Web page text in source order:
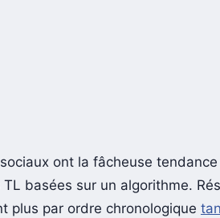
ont la fâcheuse
basées sur un algorithme.
plus par ordre chronologique